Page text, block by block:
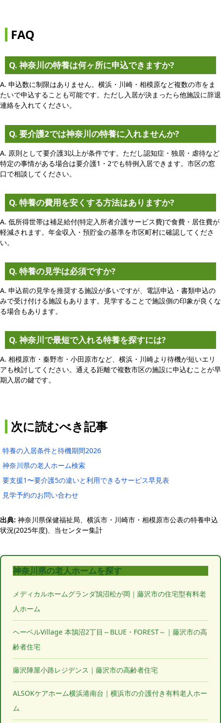
FAQ
Q. 神奈川の特養は何ヶ所に申込できますか?
A. 申込数に制限はありません。横浜・川崎・相模原など複数の市をま
たいで申込することも可能です。ただし入居が決まったら他施設に辞退
連絡を入れてください。
Q. 要介護2では神奈川の特養に入れませんか?
A. 原則として要介護3以上が条件です。ただし認知症・独居・虐待など
特定の事情がある場合は要介護1・2でも特例入居できます。市区の窓
口で相談してください。
Q. 特養の費用を安くする方法はありますか?
A. 低所得世帯は補足給付(特定入所者介護サービス費)で食費・居住費が
軽減されます。年金収入・預貯金の基準を市区町村に確認してくださ
い。
Q. 特養の見学は必須ですか?
A. 申込前の見学を推奨する施設が多いですが、電話申込・書類申込の
みで受け付ける施設もあります。見学することで施設側の印象が良くな
る場合もあります。
Q. 神奈川で最短で入れる特養を探すには?
A. 相模原市・秦野市・小田原市など、横浜・川崎より待機が短いエリ
アも検討してください。通える距離で複数市区の施設に申込むことが早
期入居の鍵です。
次に読むべき記事
特養の入居条件と待機期間2026
神奈川県の老人ホーム検索
要支援1〜要介護5の違いと利用できるサービス早見表
見学予約のお問い合わせ
出典: 神奈川県保健福祉局、横浜市・川崎市・相模原市公表の特養申込
状況(2025年度)、当センター集計
神奈川県の老人ホームを探す
メディカルホームグランダ鵠沼松が岡｜藤沢市の住宅型有料老
人ホーム
ヘーベルVillage 本鵠沼2丁目～BLUE・FOREST～｜藤沢市の高
齢者住宅
藤沢陣屋小路レジデンス｜藤沢市の高齢者住宅
ALSOKケアホーム横浜港南台｜横浜市の介護付き有料老人ホー
ム